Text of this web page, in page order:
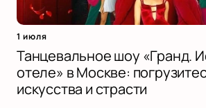
1 июля
Танцевальное шоу «Гранд.
отеле» в Москве:
искусства и страсти